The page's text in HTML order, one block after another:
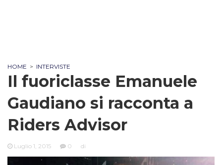
HOME > INTERVISTE
Il fuoriclasse Emanuele
Gaudiano si racconta a
Riders Advisor
Luglio 1, 2015 0 di